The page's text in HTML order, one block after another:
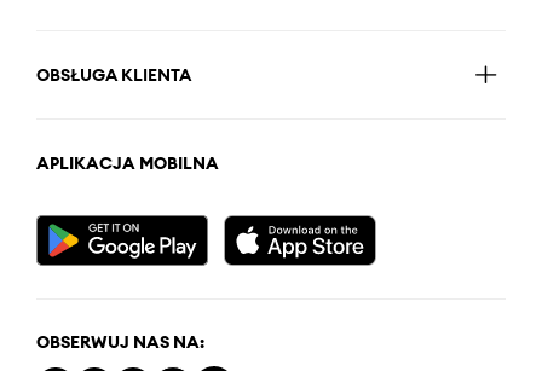
OBSŁUGA KLIENTA
APLIKACJA MOBILNA
OBSERWUJ NAS NA: